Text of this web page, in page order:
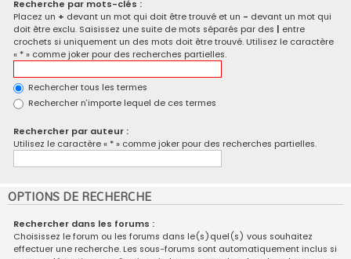
Recherche par mots-clés :
Placez un + devant un mot qui doit être trouvé et un - devant un mot qui
doit être exclu. Saisissez une suite de mots séparés par des | entre
crochets si uniquement un des mots doit être trouvé. Utilisez le caractère
« * » comme joker pour des recherches partielles.
Rechercher tous les termes
Rechercher n’importe lequel de ces termes
Rechercher par auteur :
Utilisez le caractère « * » comme joker pour des recherches partielles.
OPTIONS DE RECHERCHE
Rechercher dans les forums :
Choisissez le forum ou les forums dans le(s)quel(s) vous souhaitez
effectuer une recherche. Les sous-forums sont automatiquement inclus si